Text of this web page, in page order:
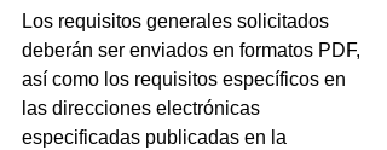
Los requisitos generales solicitados
deberán ser enviados en formatos PDF,
así como los requisitos específicos en
las direcciones electrónicas
especificadas publicadas en la